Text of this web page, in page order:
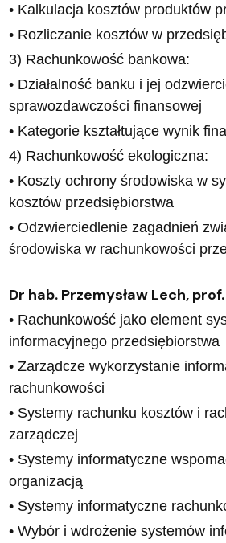
• Kalkulacja kosztów produktów
• Rozliczanie kosztów w
3) Rachunkowość bankowa:
• Działalność banku i jej
sprawozdawczości finansowej
• Kategorie kształtujące wynik
4) Rachunkowość ekologiczna:
• Koszty ochrony środowiska w
kosztów przedsiębiorstwa
• Odzwierciedlenie zagadnień
środowiska w rachunkowości
Dr hab. Przemysław Lech, prof.
• Rachunkowość jako element
informacyjnego przedsiębiorstwa
• Zarządcze wykorzystanie
rachunkowości
• Systemy rachunku kosztów i
zarządczej
• Systemy informatyczne
organizacją
• Systemy informatyczne
• Wybór i wdrożenie systemów